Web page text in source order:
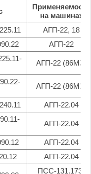
Применяемость
на машинах
АГП-22, 18
АГП-22
АГП-22 (86МЗ)
АГП-22 (86МЗ)
АГП-22.04
АГП-22.04
АГП-22.04
АГП-22.04
ПСС-131.17Э,